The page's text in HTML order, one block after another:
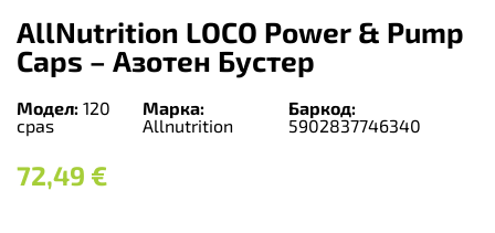
AllNutrition LOCO Power & Pump
Caps – Азотен Бустер
Модел: 120
cpas
Марка:
Allnutrition
Баркод:
5902837746340
72,49 €